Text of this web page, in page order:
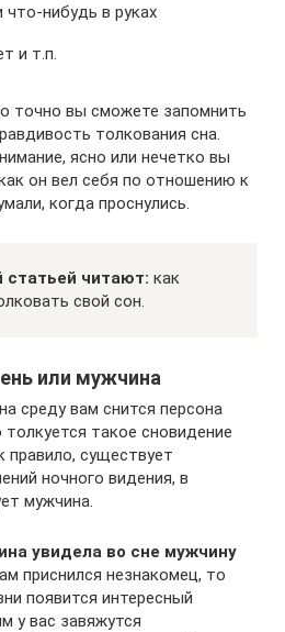
нибудь в руках
и т.п.
точно вы сможете запомнить
толкования сна.
ясно или нечетко вы
он вел себя по отношению к
когда проснулись.
статьей читают: как
свой сон.
или мужчина
среду вам снится персона
такое сновидение
правило, существует
ночного видения, в
мужчина.
увидела во сне мужчину
приснился незнакомец, то
появится интересный
у вас завяжутся